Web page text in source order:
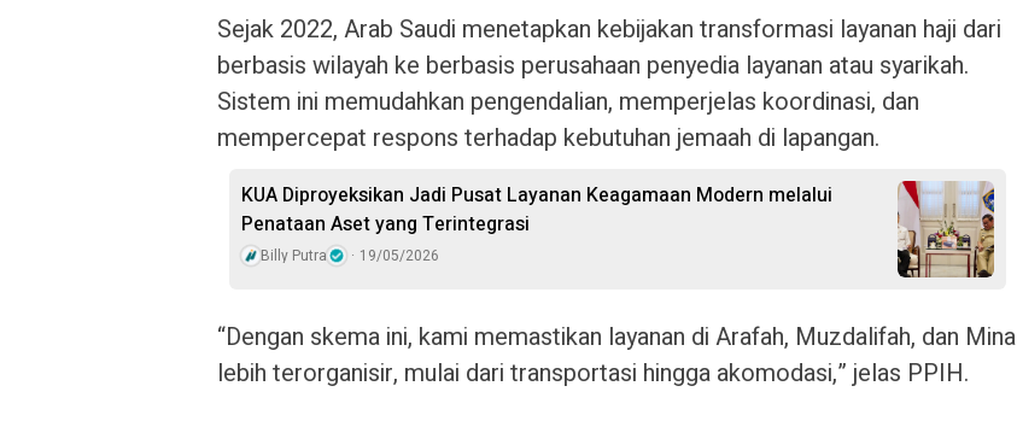
Sejak 2022, Arab Saudi menetapkan kebijakan transformasi layanan haji dari
berbasis wilayah ke berbasis perusahaan penyedia layanan atau syarikah.
Sistem ini memudahkan pengendalian, memperjelas koordinasi, dan
mempercepat respons terhadap kebutuhan jemaah di lapangan.
KUA Diproyeksikan Jadi Pusat Layanan Keagamaan Modern melalui
Penataan Aset yang Terintegrasi
Billy Putra 19/05/2026
“Dengan skema ini, kami memastikan layanan di Arafah, Muzdalifah, dan Mina
lebih terorganisir, mulai dari transportasi hingga akomodasi,” jelas PPIH.